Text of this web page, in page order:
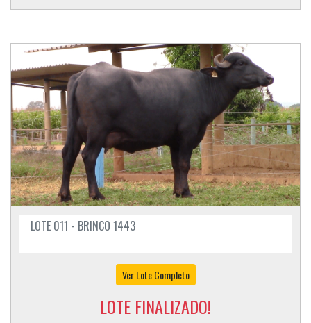
LOTE 011 - BRINCO 1443
Ver Lote Completo
LOTE FINALIZADO!